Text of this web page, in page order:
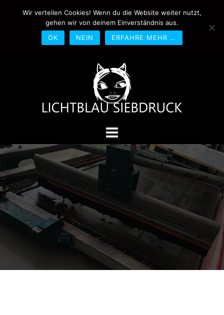
0170-4800361
drucken@lichtblau-
siebdruck.de
Schwedlerstraße 1 - 5 60314
Frankfurt
Wir verteilen Cookies! Wenn du die Website weiter nutzt,
gehen wir von deinem Einverständnis aus.
OK
NEIN ERFAHRE MEHR …